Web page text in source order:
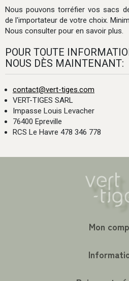
Nous pouvons torréfier vos sacs
de l'importateur de votre choix.
Nous consulter pour en savoir plus.
POUR TOUTE
NOUS DÈS MAINTENANT:
contact@vert-tiges.com
VERT-TIGES SARL
Impasse Louis Levacher
76400 Epreville
RCS Le Havre 478 346 778
Mon